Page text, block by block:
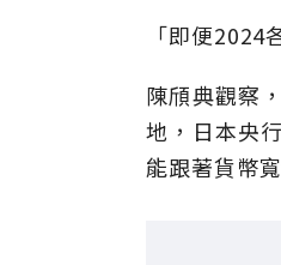
「即便
陳頎典觀察
地，日本央
能跟著貨幣